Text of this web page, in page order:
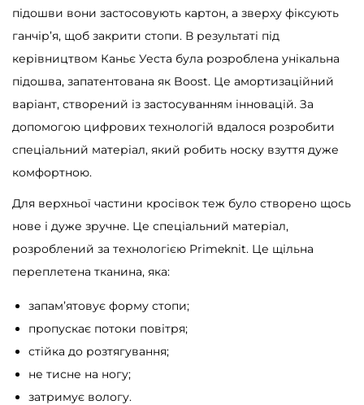
підошви вони застосовують картон, а зверху фіксують
ганчір’я, щоб закрити стопи. В результаті під
керівництвом Каньє Уеста була розроблена унікальна
підошва, запатентована як Boost. Це амортизаційний
варіант, створений із застосуванням інновацій. За
допомогою цифрових технологій вдалося розробити
спеціальний матеріал, який робить носку взуття дуже
комфортною.
Для верхньої частини кросівок теж було створено щось
нове і дуже зручне. Це спеціальний матеріал,
розроблений за технологією Primeknit. Це щільна
переплетена тканина, яка:
запам’ятовує форму стопи;
пропускає потоки повітря;
стійка до розтягування;
не тисне на ногу;
затримує вологу.